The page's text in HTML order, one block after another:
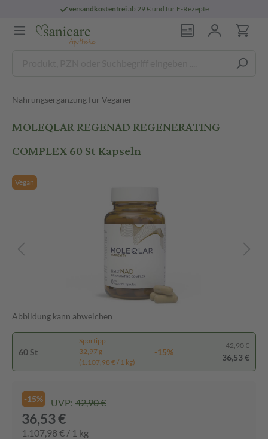
versandkostenfreiab 29 € und für E-Rezepte
Nahrungsergänzung für Veganer
MOLEQLAR REGENAD REGENERATING
COMPLEX 60 St Kapseln
Vegan
Abbildung kann abweichen
60 St
Spartipp
32,97 g
(1.107,98 € / 1 kg)
-15%
42,90 €
36,53 €
-15% UVP: 42,90 €
36,53 €
1.107,98 € / 1 kg